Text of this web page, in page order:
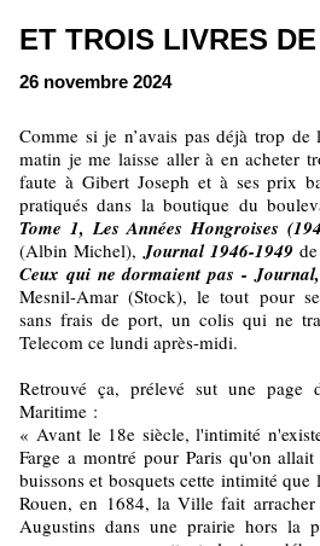
ET TROIS LIVRES
26 novembre 2024
Comme si je n’avais pas déjà trop
matin je me laisse aller à en acheter
faute à Gibert Joseph et à ses prix
pratiqués dans la boutique du
Tome 1, Les Années Hongroises
(Albin Michel),Journal 1946-1949
Ceux qui ne dormaient pas -
Mesnil-Amar (Stock), le tout pour
sans frais de port, un colis qui ne
Telecom ce lundi après-midi.
Retrouvé ça, prélevé sut une page
Maritime :
« Avant le 18e siècle, l'intimité
Farge a montré pour Paris qu'on
buissons et bosquets cette intimité
Rouen, en 1684, la Ville fait arracher
Augustins dans une prairie hors la